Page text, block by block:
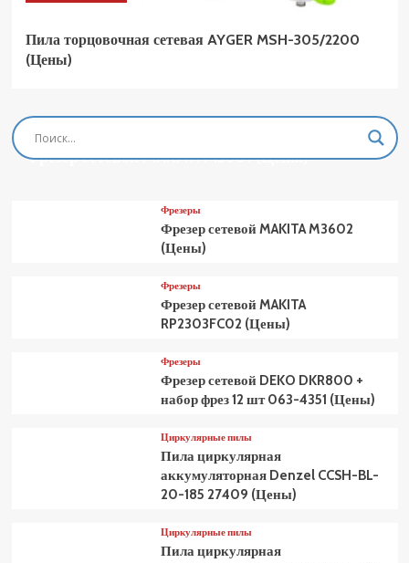
Пила торцовочная сетевая AYGER MSH-305/2200
(Цены)
Фрезеры
Фрезер сетевой MAKITA M3601 (Цены)
Фрезеры
Фрезер сетевой MAKITA M3602
(Цены)
Фрезеры
Фрезер сетевой MAKITA
RP2303FC02 (Цены)
Фрезеры
Фрезер сетевой DEKO DKR800 +
набор фрез 12 шт 063-4351 (Цены)
Циркулярные пилы
Пила циркулярная
аккумуляторная Denzel CCSH-BL-
20-185 27409 (Цены)
Циркулярные пилы
Пила циркулярная